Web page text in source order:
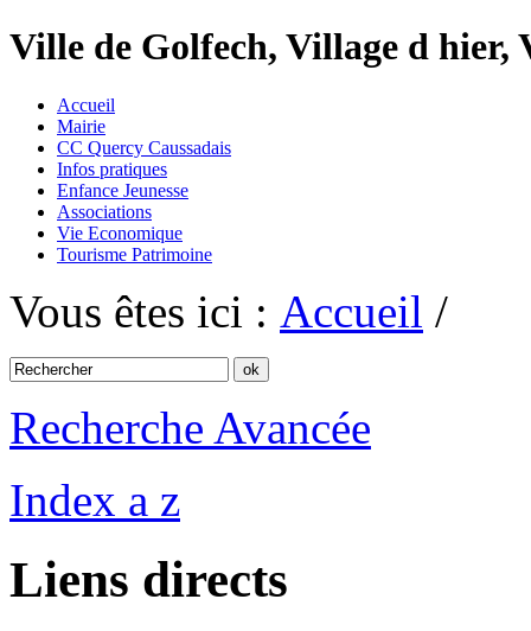
Ville de Golfech, Village d
Accueil
Mairie
CC Quercy Caussadais
Infos pratiques
Enfance Jeunesse
Associations
Vie Economique
Tourisme Patrimoine
Vous êtes ici : Accueil /
Recherche Avancée
Index a z
Liens directs